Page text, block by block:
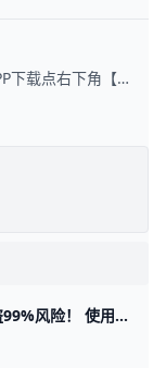
国内用户可注册后下载 欧亿加密APP下载点右下角【APP下载】联系客服 每日更新可用链接
欧艺APP账户安全全攻略：5招防盗99%风险！ 使用欧艺APP时，账户安全非常重要。欧艺APP（也叫OK交易所鸥易）是热门的加密货币交易平台，每天有数百万用户登录交易。根据官方数据，开启安全设置的用户，账户被盗风险可降低90%以上。 比如，如果你忘记设置双重验证，坏人可能用猜到的密码直接登录，但设置后他们就进不去了。​